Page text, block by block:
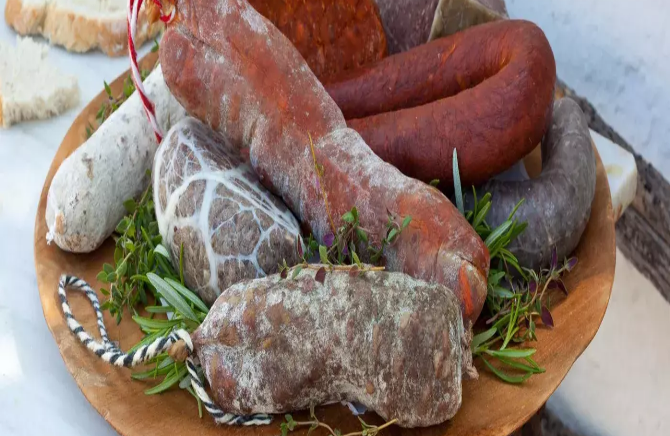
Menorca Explorer
Agenda
Menorca
Información de interés PlayasPueblosCultura Reserva de la BiosferaFiestas Camí de Cavalls
Comer & Beber
ServiciosActividades Compras
Español
Agenda
Menorca
Español
Menorca Explorer
Gastronomía de Menorca
Productos típicos de Menorca